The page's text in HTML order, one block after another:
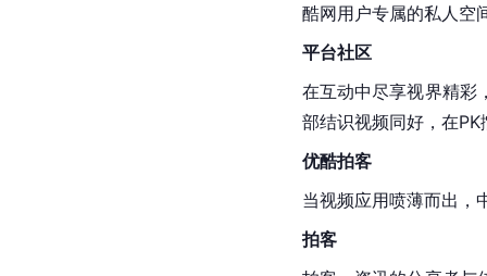
酷网用户专属的私人空
平台社区
在互动中尽享视界精彩
部结识视频同好，在
优酷拍客
当视频应用喷薄而出，
拍客